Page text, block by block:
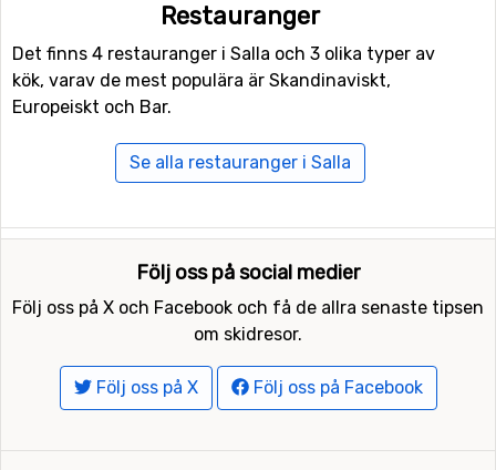
Restauranger
Det finns 4 restauranger i Salla och 3 olika typer av
kök, varav de mest populära är Skandinaviskt,
Europeiskt och Bar.
Se alla restauranger i Salla
Följ oss på social medier
Följ oss på X och Facebook och få de allra senaste tipsen
om skidresor.
Följ oss på X Följ oss på Facebook